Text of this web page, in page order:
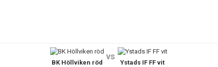
BK Höllviken röd
vs
Ystads IF FF vit